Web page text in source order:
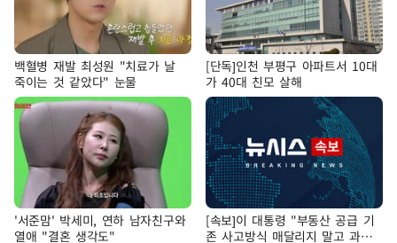
백혈병 재발 최성원 "치료가 날
죽이는 것 같았다" 눈물
[단독]인천 부평구 아파트서 10대
가 40대 친모 살해
'서준맘' 박세미, 연하 남자친구와
열애 "결혼 생각도"
[속보]이 대통령 "부동산 공급 기
존 사고방식 매달리지 말고 과감